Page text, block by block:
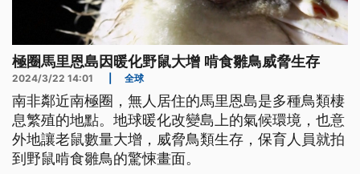
極圈馬里恩島因暖化野鼠大增 啃食雛鳥威脅生存
2024/3/22 14:01 全球
南非鄰近南極圈，無人居住的馬里恩島是多種鳥類棲
息繁殖的地點。地球暖化改變島上的氣候環境，也意
外地讓老鼠數量大增，威脅鳥類生存，保育人員就拍
到野鼠啃食雛鳥的驚悚畫面。